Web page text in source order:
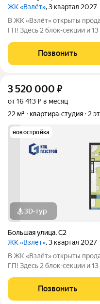
ЖК «Взлёт», 3 квартал 2027
В ЖК «Взлёт» открыты
ГП! Здесь 2 блок-секции и
холлов, благоустроенным
традиционно, представлен
Позвонить
3 520 000 ₽
от 16 413 ₽ в месяц
22 м²
квартира-студия 2
новостройка
3D-тур
Большая улица,С2
ЖК «Взлёт», 3 квартал 2027
В ЖК «Взлёт» открыты
ГП! Здесь 2 блок-секции и
холлов, благоустроенным
традиционно, представлен
Позвонить